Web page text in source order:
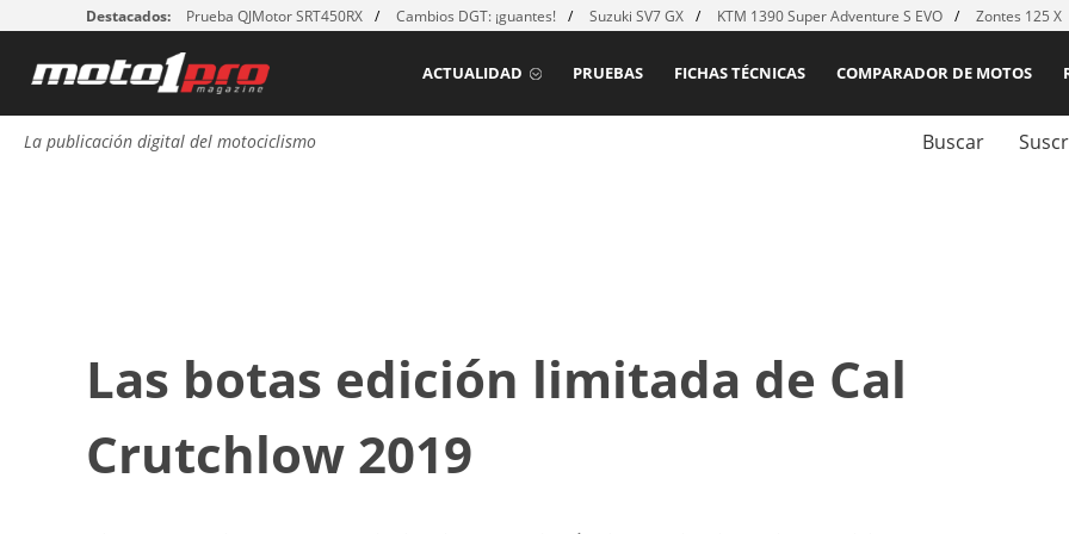
Destacados: Prueba QJMotor SRT450RX Cambios DGT: ¡guantes! Suzuki SV7 GX KTM 1390 Super Adventure S EVO Zontes 125 X
COMPARADOR DE MOTOS
FICHAS TÉCNICAS
PRUEBAS
ACTUALIDAD
La publicación digital del motociclismo Buscar
Las botas edición limitada de Cal
Crutchlow 2019